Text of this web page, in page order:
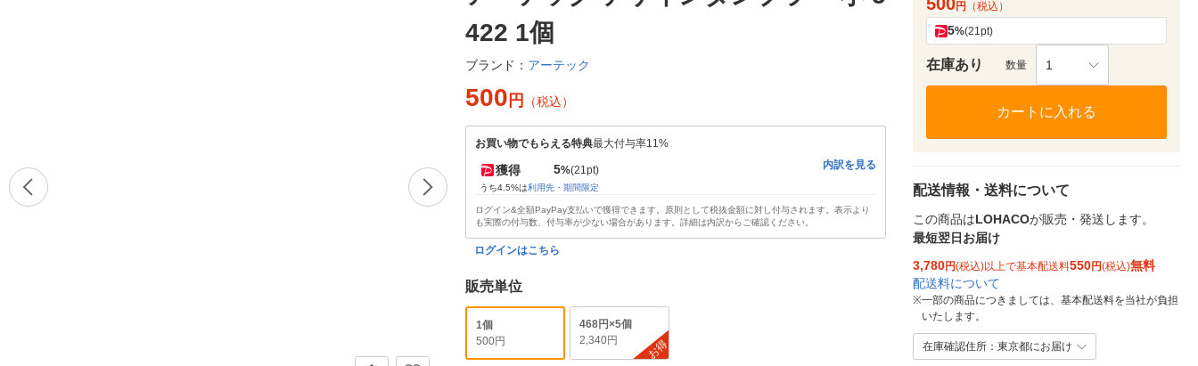
422 1個
ブランド： アーテック
500 円 （税込）
お買い物でもらえる特典最大付与率11%
獲得 5%(21pt)
うち4.5%は利用先・期間限定
内訳を見る
ログイン&全額PayPay支払いで獲得できます。原則として税抜金額に対し付与されます。表示より
も実際の付与数、付与率が少ない場合があります。詳細は内訳からご確認ください。
ログインはこちら
販売単位
1個
500円
468円×5個
2,340円
お得
円 （税込）
5%(21pt)
在庫あり 数量 1
カートに入れる
配送情報・送料について
この商品はLOHACOが販売・発送します。
最短翌日お届け
3,780円(税込)以上で基本配送料550円(税込)無料
配送料について
※一部の商品につきましては、基本配送料を当社が負担
いたします。
在庫確認住所：東京都にお届け